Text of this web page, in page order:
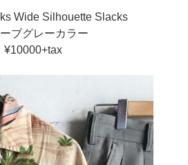
Wide Silhouette Slacks
ブグレーカラー
¥10000+tax